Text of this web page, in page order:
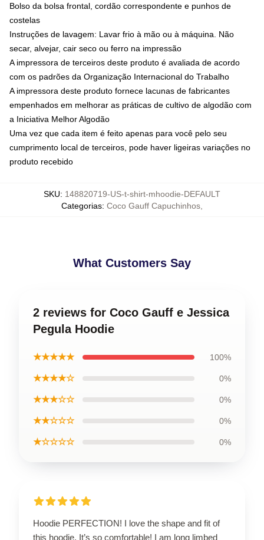
Bolso da bolsa frontal, cordão correspondente e punhos de
costelas
Instruções de lavagem: Lavar frio à mão ou à máquina. Não
secar, alvejar, cair seco ou ferro na impressão
A impressora de terceiros deste produto é avaliada de acordo
com os padrões da Organização Internacional do Trabalho
A impressora deste produto fornece lacunas de fabricantes
empenhados em melhorar as práticas de cultivo de algodão com
a Iniciativa Melhor Algodão
Uma vez que cada item é feito apenas para você pelo seu
cumprimento local de terceiros, pode haver ligeiras variações no
produto recebido
SKU: 148820719-US-t-shirt-mhoodie-DEFAULT
Categorias: Coco Gauff Capuchinhos
What Customers Say
2 reviews for Coco Gauff e Jessica
Pegula Hoodie
★★★★★ 100%
★★★★☆ 0%
★★★☆☆ 0%
★★☆☆☆ 0%
★☆☆☆☆ 0%
Hoodie PERFECTION! I love the shape and fit of
this hoodie. It’s so comfortable! I am long limbed